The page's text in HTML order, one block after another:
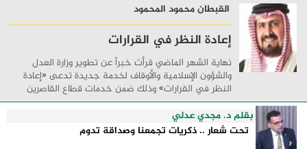
القبطان محمود المحمود
إعادة النظر في القرارات
نهاية الشهر الماضي قرأت خبراً عن تطوير وزارة العدل
والشؤون الإسلامية والأوقاف لخدمة جديدة تدعى «إعادة
النظر في القرارات» وذلك ضمن خدمات قطاع القاصرين
بحيث تتيح للخاضعين للولاية والقائمين على ...
بقلم د. مجدي عدلي
تحت شعار .. ذكريات تجمعنا وصداقة تدوم